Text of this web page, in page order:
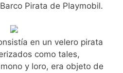
Pirata de Playmobil.
en un velero pirata
como tales,
y loro, era objeto de